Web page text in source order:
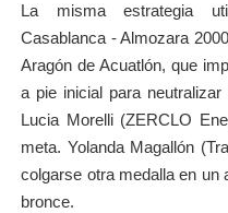
La misma estrategia
Casablanca - Almozara
Aragón de Acuatlón, que
a pie inicial para
Lucia Morelli (ZERCLO
meta. Yolanda Magallón
colgarse otra medalla en un
bronce.